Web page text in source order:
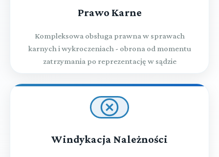
Prawo Karne
Kompleksowa obsługa prawna w sprawach
karnych i wykroczeniach - obrona od momentu
zatrzymania po reprezentację w sądzie
Windykacja Należności